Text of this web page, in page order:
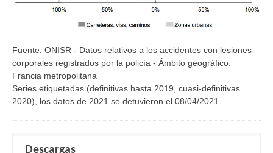
Fuente: ONISR - Datos relativos a los accidentes con lesiones
corporales registrados por la policía - Ámbito geográfico:
Francia metropolitana
Series etiquetadas (definitivas hasta 2019, cuasi-definitivas
2020), los datos de 2021 se detuvieron el 08/04/2021
Descargas